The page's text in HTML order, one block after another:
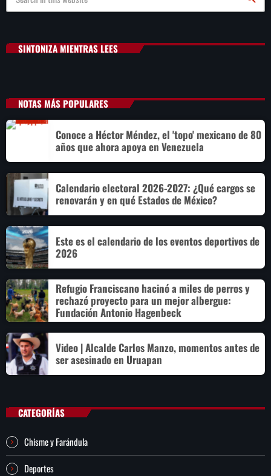
SINTONIZA MIENTRAS LEES
NOTAS MÁS POPULARES
Conoce a Héctor Méndez, el 'topo' mexicano de 80
años que ahora apoya en Venezuela
Calendario electoral 2026-2027: ¿Qué cargos se
renovarán y en qué Estados de México?
Este es el calendario de los eventos deportivos de
2026
Refugio Franciscano hacinó a miles de perros y
rechazó proyecto para un mejor albergue:
Fundación Antonio Hagenbeck
Video | Alcalde Carlos Manzo, momentos antes de
ser asesinado en Uruapan
CATEGORÍAS
Chisme y Farándula
Deportes